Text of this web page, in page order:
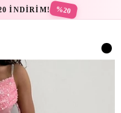
İNDİRİM! %20